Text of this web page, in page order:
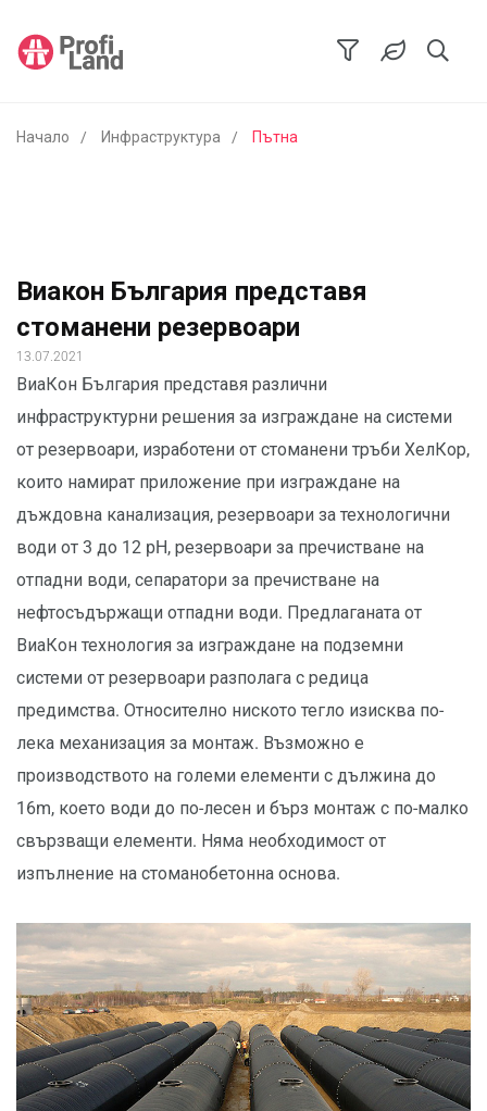
Начало Инфраструктура Пътна
Виакон България представя
стоманени резервоари
13.07.2021
ВиаКон България представя различни
инфраструктурни решения за изграждане на системи
от резервоари, изработени от стоманени тръби ХелКор,
които намират приложение при изграждане на
дъждовна канализация, резервоари за технологични
води от 3 до 12 pH, резервоари за пречистване на
отпадни води, сепаратори за пречистване на
нефтосъдържащи отпадни води. Предлаганата от
ВиаКон технология за изграждане на подземни
системи от резервоари разполага с редица
предимства. Относително ниското тегло изисква по-
лека механизация за монтаж. Възможно е
производството на големи елементи с дължина до
16m, което води до по-лесен и бърз монтаж с по-малко
свързващи елементи. Няма необходимост от
изпълнение на стоманобетонна основа.